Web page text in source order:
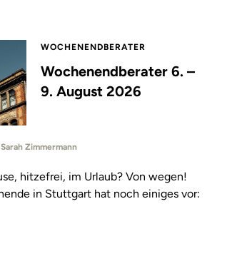
WOCHENENDBERATER
Wochenendberater 6. –
9. August 2026
Zimmermann
hitzefrei, im Urlaub? Von wegen!
in Stuttgart hat noch einiges vor: